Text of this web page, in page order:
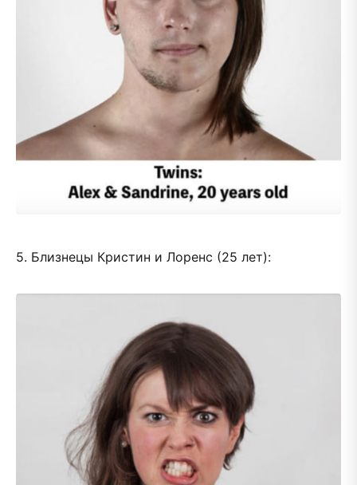
5. Близнецы Кристин и Лоренс (25 лет):